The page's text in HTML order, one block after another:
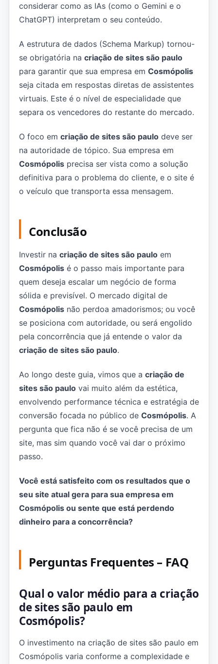
considerar como as IAs (como o Gemini e o
ChatGPT) interpretam o seu conteúdo.
A estrutura de dados (Schema Markup) tornou-
se obrigatória na criação de sites são paulo
para garantir que sua empresa em Cosmópolis
seja citada em respostas diretas de assistentes
virtuais. Este é o nível de especialidade que
separa os vencedores do restante do mercado.
O foco em criação de sites são paulo deve ser
na autoridade de tópico. Sua empresa em
Cosmópolis precisa ser vista como a solução
definitiva para o problema do cliente, e o site é
o veículo que transporta essa mensagem.
Conclusão
Investir na criação de sites são paulo em
Cosmópolis é o passo mais importante para
quem deseja escalar um negócio de forma
sólida e previsível. O mercado digital de
Cosmópolis não perdoa amadorismos; ou você
se posiciona com autoridade, ou será engolido
pela concorrência que já entende o valor da
criação de sites são paulo.
Ao longo deste guia, vimos que a criação de
sites são paulo vai muito além da estética,
envolvendo performance técnica e estratégia de
conversão focada no público de Cosmópolis. A
pergunta que fica não é se você precisa de um
site, mas sim quando você vai dar o próximo
passo.
Você está satisfeito com os resultados que o
seu site atual gera para sua empresa em
Cosmópolis ou sente que está perdendo
dinheiro para a concorrência?
Perguntas Frequentes – FAQ
Qual o valor médio para a criação
de sites são paulo em
Cosmópolis?
O investimento na criação de sites são paulo em
Cosmópolis varia conforme a complexidade e